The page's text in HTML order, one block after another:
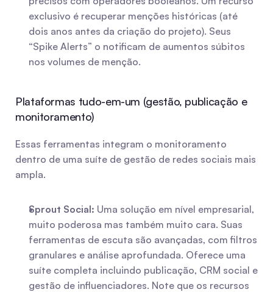
exclusivo é recuperar menções históricas (até
dois anos antes da criação do projeto). Seus
“Spike Alerts” o notificam de aumentos súbitos
nos volumes de menção.
Plataformas tudo-em-um (gestão, publicação e
monitoramento)
Essas ferramentas integram o monitoramento
dentro de uma suíte de gestão de redes sociais mais
ampla.
Sprout Social: Uma solução em nível empresarial,
muito poderosa mas também muito cara. Suas
ferramentas de escuta são avançadas, com filtros
granulares e análise aprofundada. Oferece uma
suíte completa incluindo publicação, CRM social e
gestão de influenciadores. Note que os recursos